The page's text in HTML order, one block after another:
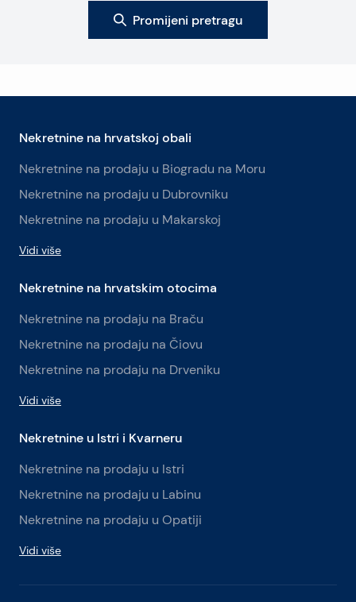
Promijeni pretragu
Nekretnine na hrvatskoj obali
Nekretnine na prodaju u Biogradu na Moru
Nekretnine na prodaju u Dubrovniku
Nekretnine na prodaju u Makarskoj
Vidi više
Nekretnine na hrvatskim otocima
Nekretnine na prodaju na Braču
Nekretnine na prodaju na Čiovu
Nekretnine na prodaju na Drveniku
Vidi više
Nekretnine u Istri i Kvarneru
Nekretnine na prodaju u Istri
Nekretnine na prodaju u Labinu
Nekretnine na prodaju u Opatiji
Vidi više